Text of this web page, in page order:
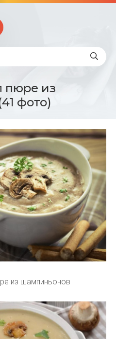
пюре из
фото)
из шампиньонов